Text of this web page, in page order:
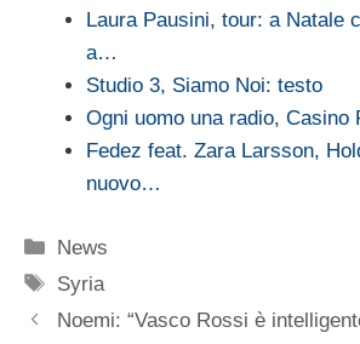
Laura Pausini, tour: a Natale
a…
Studio 3, Siamo Noi: testo
Ogni uomo una radio, Casino
Fedez feat. Zara Larsson,
nuovo…
Categorie
News
Tag
Syria
Noemi: “Vasco Rossi è